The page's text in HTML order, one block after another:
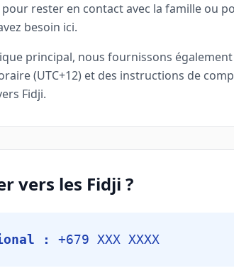
rester en contact avec la famille ou
besoin ici.
principal, nous fournissons également
(UTC+12) et des instructions de
Fidji.
vers les Fidji ?
: +679 XXX XXXX